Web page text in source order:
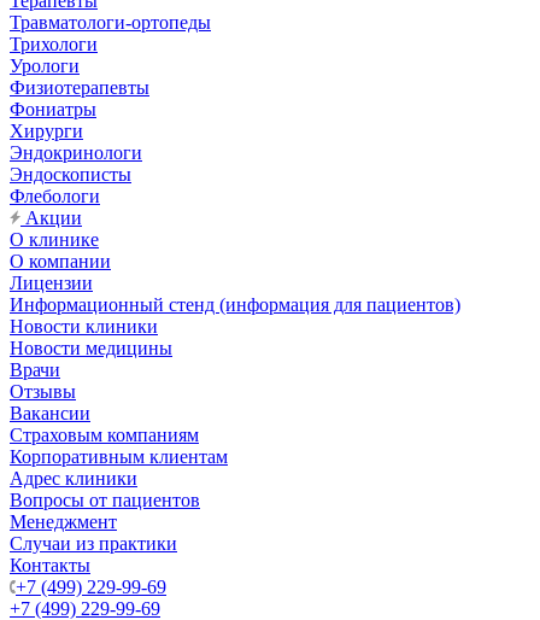
Травматологи-ортопеды
Трихологи
Урологи
Физиотерапевты
Фониатры
Хирурги
Эндокринологи
Эндоскописты
Флебологи
Акции
О клинике
О компании
Лицензии
Информационный стенд (информация для пациентов)
Новости клиники
Новости медицины
Врачи
Отзывы
Вакансии
Страховым компаниям
Корпоративным клиентам
Адрес клиники
Вопросы от пациентов
Менеджмент
Случаи из практики
Контакты
+7 (499) 229-99-69
+7 (499) 229-99-69